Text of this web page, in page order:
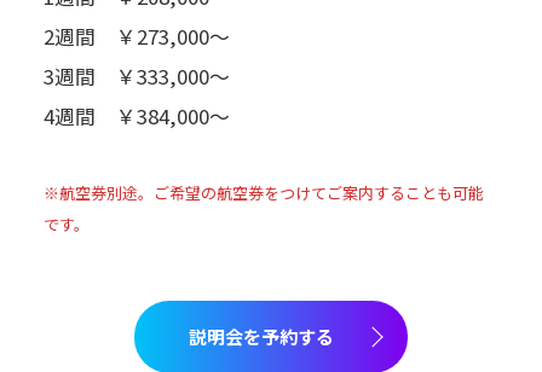
2週間 ￥273,000～
3週間 ￥333,000～
4週間 ￥384,000～
※航空券別途。ご希望の航空券をつけてご案内することも可能
です。
説明会を予約する